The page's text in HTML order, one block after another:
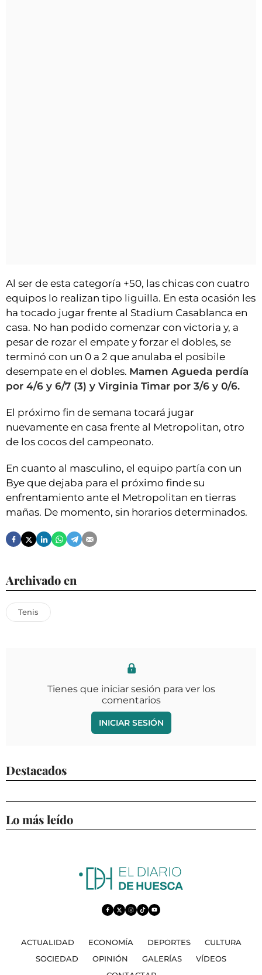
Al ser de esta categoría +50, las chicas con cuatro
equipos lo realizan tipo liguilla. En esta ocasión les
ha tocado jugar frente al Stadium Casablanca en
casa. No han podido comenzar con victoria y, a
pesar de rozar el empate y forzar el dobles, se
terminó con un 0 a 2 que anulaba el posibile
desempate en el dobles. Mamen Agueda perdía
por 4/6 y 6/7 (3) y Virginia Timar por 3/6 y 0/6.
El próximo fin de semana tocará jugar
nuevamente en casa frente al Metropolitan, otro
de los cocos del campeonato.
En cuanto al masculino, el equipo partía con un
Bye que dejaba para el próximo finde su
enfrentamiento ante el Metropolitan en tierras
mañas. De momento, sin horarios determinados.
Archivado en
Tenis
Tienes que iniciar sesión para ver los
comentarios
INICIAR SESIÓN
Destacados
Lo más leído
ACTUALIDAD ECONOMÍA DEPORTES
CULTURA
SOCIEDAD
OPINIÓN GALERÍAS
VÍDEOS